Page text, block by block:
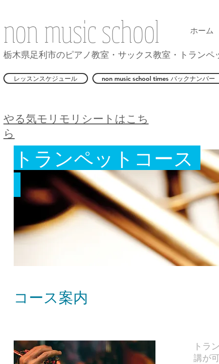
non music school
栃木県足利市のピアノ教室・サックス教室・トランペ
ホーム
non music school times バックナンバー
レッスンスケジュール
​やる気モリモリシートはこち
ら
トランペットコース
コース案内
トラ
講が